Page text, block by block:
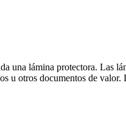
una lámina protectora. Las
u otros documentos de